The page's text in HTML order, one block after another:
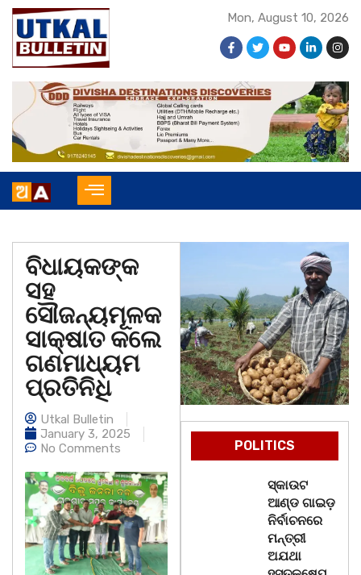
Mon, August 10, 2026
ବିଧାୟକଙ୍କ
ସହ
ସୌଜନ୍ୟମୂଳକ
ସାକ୍ଷାତ କଲେ
ଗଣମାଧ୍ୟମ
ପ୍ରତିନିଧି
Utkal Bulletin
January 3, 2025
No Comments
POLITICS
ସ୍କାଉଟ
ଆଣ୍ଡ ଗାଇଡ଼
ନିର୍ବାଚନରେ
ମନ୍ତ୍ରୀ
ଅଯଥା